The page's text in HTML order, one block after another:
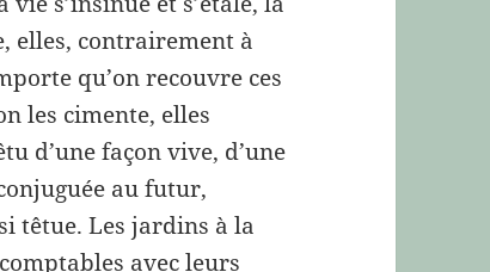
elles, contrairement à
qu’on recouvre ces
les cimente, elles
d’une façon vive, d’une
au futur,
têtue. Les jardins à la
avec leurs